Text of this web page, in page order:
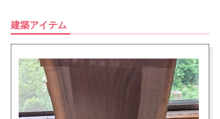
なのですが、飯田産業様の新築の場合は全て飯田産業様
で作成して頂いた上にアフターフォローもして頂ける
為、弊社の仕事量が減る為です。ただ、売主の飯田産業
様からは、手数料を頂いてます。又、不動産のバトンの
訳ではないですので、飯田産業様の新築で弊社のホーム
ぺージに掲載していない物件があればお伝えくだされ
ば、基本仲介手数料0円です。又、簡単に飯田産業様の
新築の特徴を以下にお伝えいたします。詳細を知りたい
方は、ご連絡ください。 ①耐震はどうか→オリジナル
の耐力壁を使用し耐震等級３を取得しています。耐震等
級３を取得しているため、地震保険が一般住宅より安く
建築アイテム